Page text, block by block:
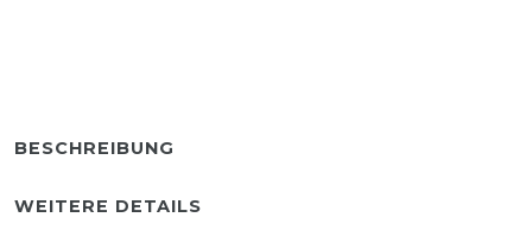
BESCHREIBUNG
WEITERE DETAILS